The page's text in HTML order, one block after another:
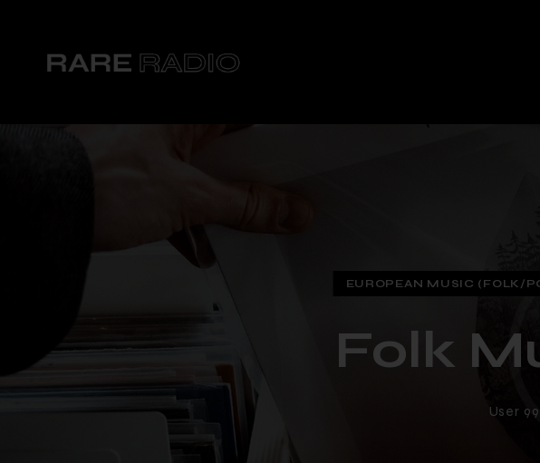
EUROPEAN MUSIC (FOLK/
Folk
User